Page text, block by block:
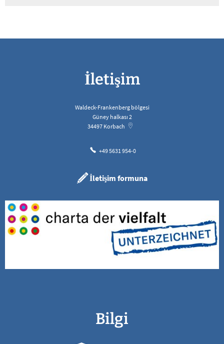
İletişim
Waldeck-Frankenberg bölgesi
Güney halkası 2
34497 Korbach
+49 5631 954-0
İletişim formuna
Bilgi